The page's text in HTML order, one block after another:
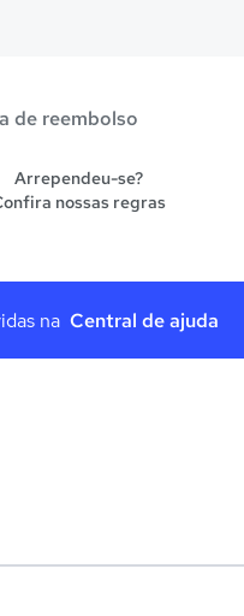
de reembolso
Arrependeu-se?
nossas regras
na Central de ajuda